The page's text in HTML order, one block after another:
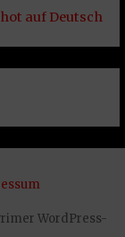
auf Deutsch
WordPress-